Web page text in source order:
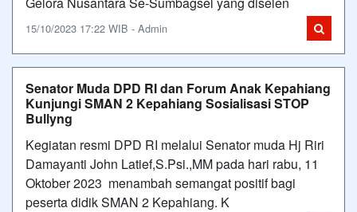
15/10/2023 17:22 WIB - Admin
Senator Muda DPD RI dan Forum Anak Kepahiang
Kunjungi SMAN 2 Kepahiang Sosialisasi STOP
Bullyng
Kegiatan resmi DPD RI melalui Senator muda Hj Riri
Damayanti John Latief,S.Psi.,MM pada hari rabu, 11
Oktober 2023 menambah semangat positif bagi
peserta didik SMAN 2 Kepahiang. K